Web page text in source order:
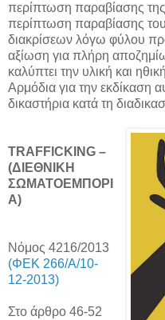
περίπτωση παραβίασης της
περίπτωση παραβίασης
διακρίσεων λόγω φύλου
αξίωση για πλήρη
καλύπτει την υλική και
Αρμόδια για την εκδίκαση
δικαστήρια κατά τη
ΤRAFFICKING –
(ΔΙΕΘΝΙΚΗ
ΣΩΜΑΤΟΕΜΠΟΡΙ
Α)
Νόμος 4216/2013
(ΦΕΚ 266/Α/10-
12-2013)
Στο άρθρο 46-52